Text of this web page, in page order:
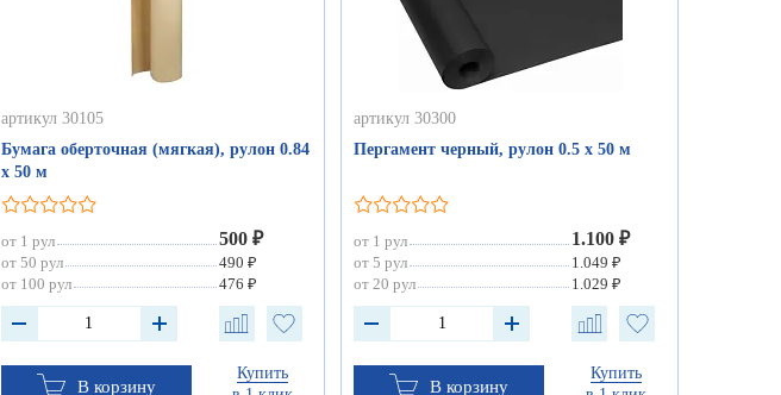
артикул 30105
Бумага оберточная (мягкая), рулон 0.84
х 50 м
от 1 рул 500 ₽
от 50 рул
490 ₽
от 100 рул
476 ₽
В корзину
Купить
артикул 30300
Пергамент черный, рулон 0.5 х 50 м
от 1 рул 1.100 ₽
от 5 рул
1.049 ₽
от 20 рул
1.029 ₽
В корзину
Купить